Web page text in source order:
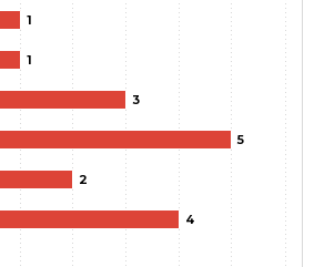
1
1
3
5
2
4